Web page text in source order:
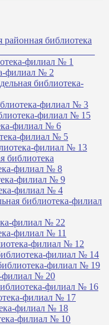
районная библиотека
филиал № 1
филиал № 2
библиотека-
филиал № 3
филиал № 15
филиал № 6
филиал № 5
филиал № 13
библиотека
филиал № 8
филиал № 9
филиал № 4
библиотека-филиал
филиал № 22
филиал № 11
филиал № 12
филиал № 14
филиал № 19
филиал № 20
филиал № 16
филиал № 17
филиал № 18
филиал № 10